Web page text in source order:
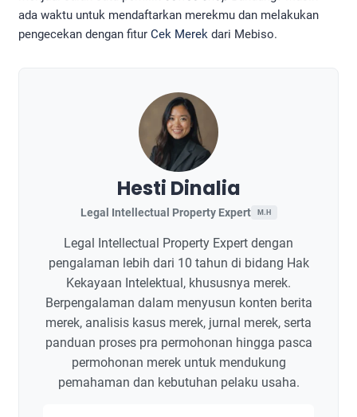
ada waktu untuk mendaftarkan merekmu dan melakukan
pengecekan dengan fitur Cek Merek dari Mebiso.
Hesti Dinalia
Legal Intellectual Property Expert M.H
Legal Intellectual Property Expert dengan
pengalaman lebih dari 10 tahun di bidang Hak
Kekayaan Intelektual, khususnya merek.
Berpengalaman dalam menyusun konten berita
merek, analisis kasus merek, jurnal merek, serta
panduan proses pra permohonan hingga pasca
permohonan merek untuk mendukung
pemahaman dan kebutuhan pelaku usaha.